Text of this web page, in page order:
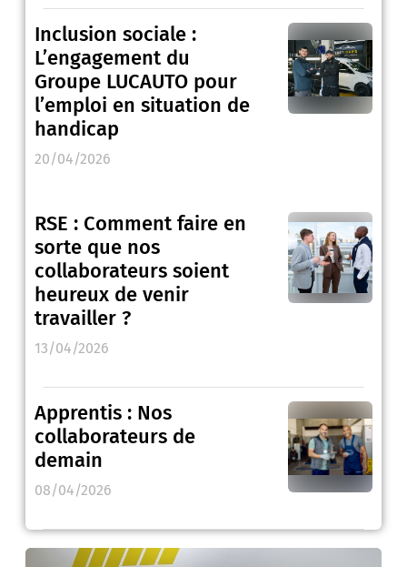
Inclusion sociale :
L’engagement du
Groupe LUCAUTO pour
l’emploi en situation de
handicap
20/04/2026
RSE : Comment faire en
sorte que nos
collaborateurs soient
heureux de venir
travailler ?
13/04/2026
Apprentis : Nos
collaborateurs de
demain
08/04/2026